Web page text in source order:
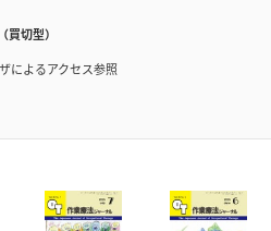
買切型）
によるアクセス参照